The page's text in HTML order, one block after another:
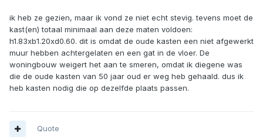
ik heb ze gezien, maar ik vond ze niet echt stevig. tevens moet de
kast(en) totaal minimaal aan deze maten voldoen:
h1.83xb1.20xd0.60. dit is omdat de oude kasten een niet afgewerkt
muur hebben achtergelaten en een gat in de vloer. De
woningbouw weigert het aan te smeren, omdat ik diegene was
die de oude kasten van 50 jaar oud er weg heb gehaald. dus ik
heb kasten nodig die op dezelfde plaats passen.
Quote